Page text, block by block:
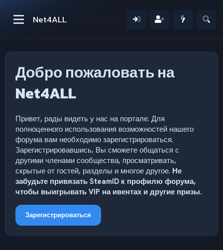
Net4ALL
Добро пожаловать на
Net4ALL
Привет, рады видеть у нас на портале. Для
полноценного использования возможностей нашего
форума вам необходимо зарегистрироваться.
Зарегистрировавшись, Вы сможете общаться с
другими членами сообщества, просматривать,
скрытые от гостей, разделы и многое другое. Не
забудьте привязать SteamID к профилю форума,
чтобы выигрывать VIP на ивентах и другие призы.
Зарегистрироваться